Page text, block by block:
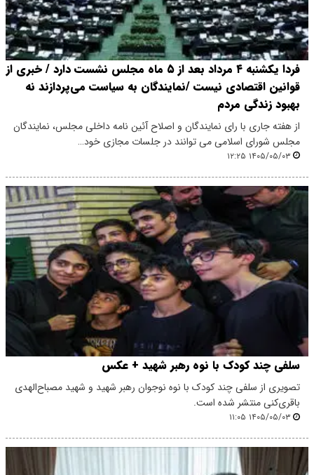
فردا یکشنبه ۴ مرداد بعد از ۵ ماه مجلس نشست دارد / خبری از
قوانین اقتصادی نیست /نمایندگان به سیاست می‌پردازند نه
بهبود زندگی مردم
از هفته جاری با رای نمایندگان و اصلاح آئین نامه داخلی مجلس، نمایندگان
مجلس شورای اسلامی می توانند در جلسات مجازی خود…
۱۴۰۵/۰۵/۰۳ ۱۲:۲۵
سلفی چند کودک با نوه رهبر شهید + عکس
تصویری از سلفی چند کودک با نوه نوجوان رهبر شهید و شهید مصباح‌الهدی
باقری‌کنی منتشر شده است.
۱۴۰۵/۰۵/۰۳ ۱۱:۰۵